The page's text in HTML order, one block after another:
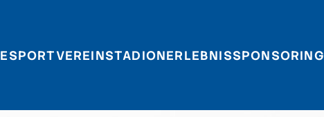
ESPORTVEREINSTADIONERLEBNISSPONSORING